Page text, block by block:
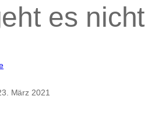
es nicht
zu
geht
März 2021